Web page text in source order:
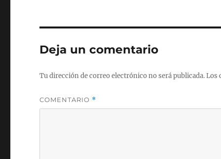
Deja un comentario
Tu dirección de correo electrónico no será publicada.Los
COMENTARIO *